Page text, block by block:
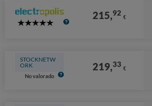
5
215,92 €
STOCKNETW
ORK
No valorado
219,33 €